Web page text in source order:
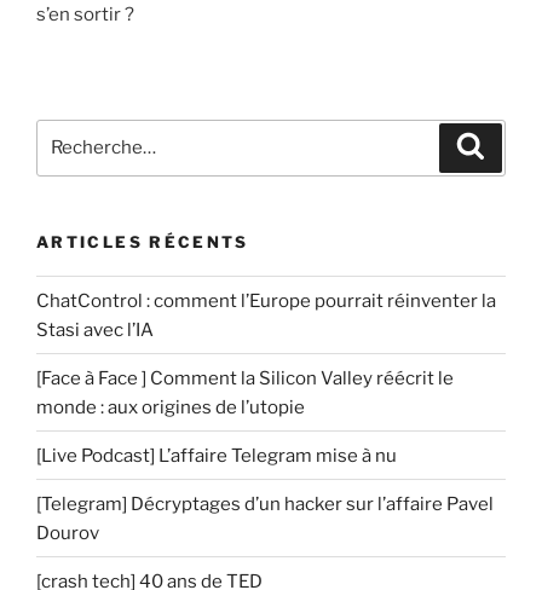
s’en sortir ?
pour
ARTICLES RÉCENTS
ChatControl : comment l’Europe pourrait réinventer la
Stasi avec l’IA
[Face à Face ] Comment la Silicon Valley réécrit le
monde : aux origines de l’utopie
[Live Podcast] L’affaire Telegram mise à nu
[Telegram] Décryptages d’un hacker sur l’affaire Pavel
Dourov
[crash tech] 40 ans de TED